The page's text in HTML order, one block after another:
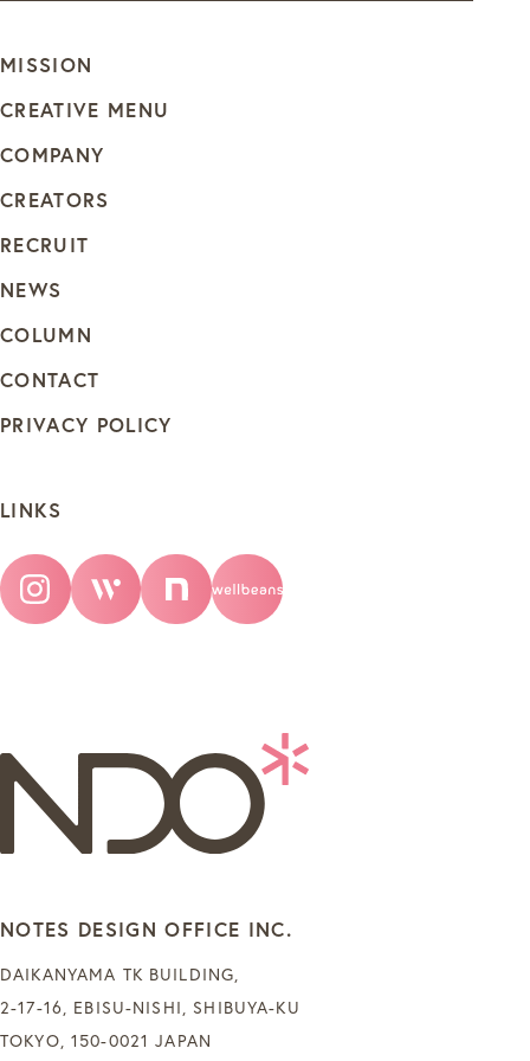
MISSION
CREATIVE MENU
COMPANY
CREATORS
RECRUIT
NEWS
COLUMN
CONTACT
PRIVACY POLICY
LINKS
NOTES DESIGN OFFICE INC.
DAIKANYAMA TK BUILDING,
2-17-16, EBISU-NISHI, SHIBUYA-KU
TOKYO, 150-0021 JAPAN